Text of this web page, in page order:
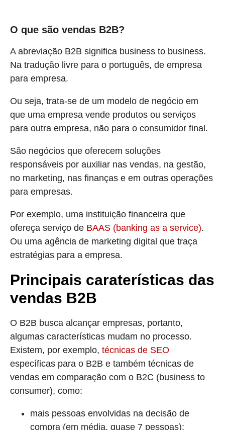
O que são vendas B2B?
A abreviação B2B significa business to business.
Na tradução livre para o português, de empresa
para empresa.
Ou seja, trata-se de um modelo de negócio em
que uma empresa vende produtos ou serviços
para outra empresa, não para o consumidor final.
São negócios que oferecem soluções
responsáveis por auxiliar nas vendas, na gestão,
no marketing, nas finanças e em outras operações
para empresas.
Por exemplo, uma instituição financeira que
ofereça serviço de BAAS (banking as a service).
Ou uma agência de marketing digital que traça
estratégias para a empresa.
Principais caraterísticas das
vendas B2B
O B2B busca alcançar empresas, portanto,
algumas características mudam no processo.
Existem, por exemplo, técnicas de SEO
específicas para o B2B e também técnicas de
vendas em comparação com o B2C (business to
consumer), como:
mais pessoas envolvidas na decisão de
compra (em média, quase 7 pessoas);